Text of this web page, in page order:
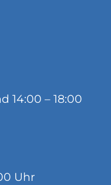
14:00 – 18:00
Uhr